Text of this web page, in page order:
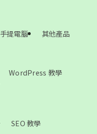
手提電腦 其他產品
WordPress 教學
SEO 教學